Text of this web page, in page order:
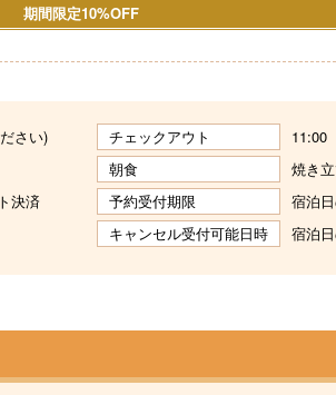
期間限定10%OFF
さい) チェックアウト
11:00
朝食
焼き
決済 予約受付期限
宿泊
キャンセル受付可能日時 宿泊